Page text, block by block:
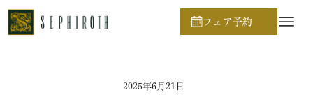
フェア予約
ホーム
2025年6月21日